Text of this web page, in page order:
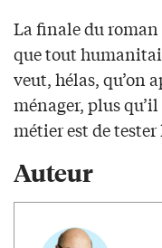
La finale du roman
que tout
veut, hélas, qu’on
ménager, plus
métier est de
Auteur